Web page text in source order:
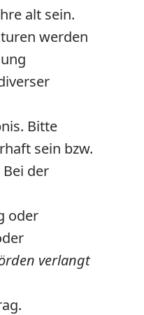
alt sein.
werden
Bitte
sein bzw.
der
oder
verlangt